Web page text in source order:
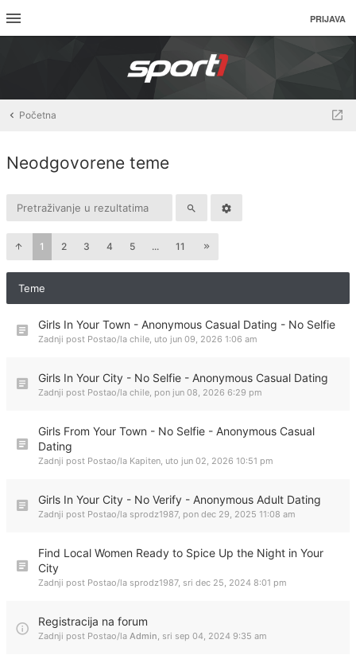
PRIJAVA
Početna
Neodgovorene teme
1 2 3 4 5 ... 11
Teme
Girls In Your Town - Anonymous Casual Dating - No Selfie
Zadnji post Postao/la chile, uto jun 09, 2026 1:06 am
Girls In Your City - No Selfie - Anonymous Casual Dating
Zadnji post Postao/la chile, pon jun 08, 2026 6:29 pm
Girls From Your Town - No Selfie - Anonymous Casual
Dating
Zadnji post Postao/la Kapiten, uto jun 02, 2026 10:51 pm
Girls In Your City - No Verify - Anonymous Adult Dating
Zadnji post Postao/la sprodz1987, pon dec 29, 2025 11:08 am
Find Local Women Ready to Spice Up the Night in Your
City
Zadnji post Postao/la sprodz1987, sri dec 25, 2024 8:01 pm
Registracija na forum
Zadnji post Postao/la Admin, sri sep 04, 2024 9:35 am